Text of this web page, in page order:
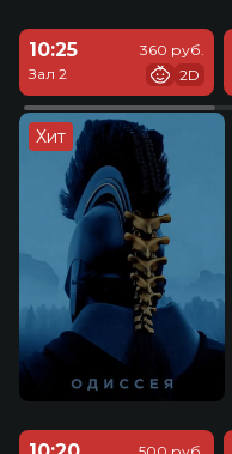
10:25
Зал 2
360 руб.
2D
Хит
500 руб.